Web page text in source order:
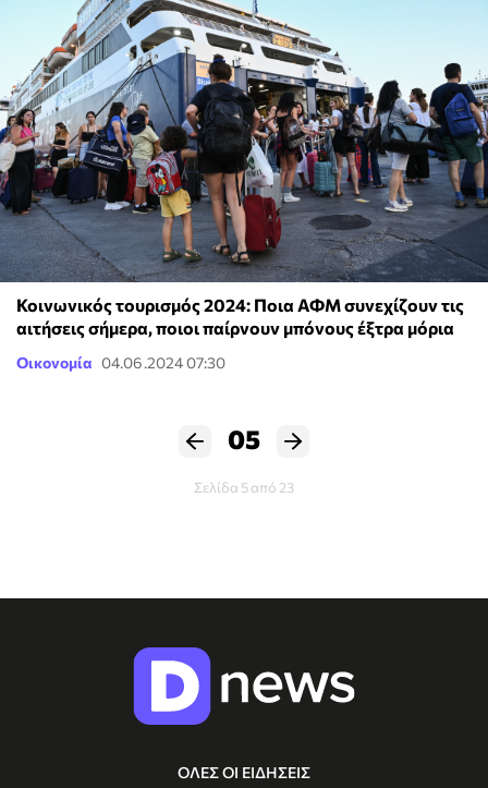
Κοινωνικός τουρισμός 2024: Ποια ΑΦΜ συνεχίζουν τις
αιτήσεις σήμερα, ποιοι παίρνουν μπόνους έξτρα μόρια
Οικονομία 04.06.2024 07:30
05
Σελίδα 5 από 23
ΟΛΕΣ ΟΙ ΕΙΔΗΣΕΙΣ